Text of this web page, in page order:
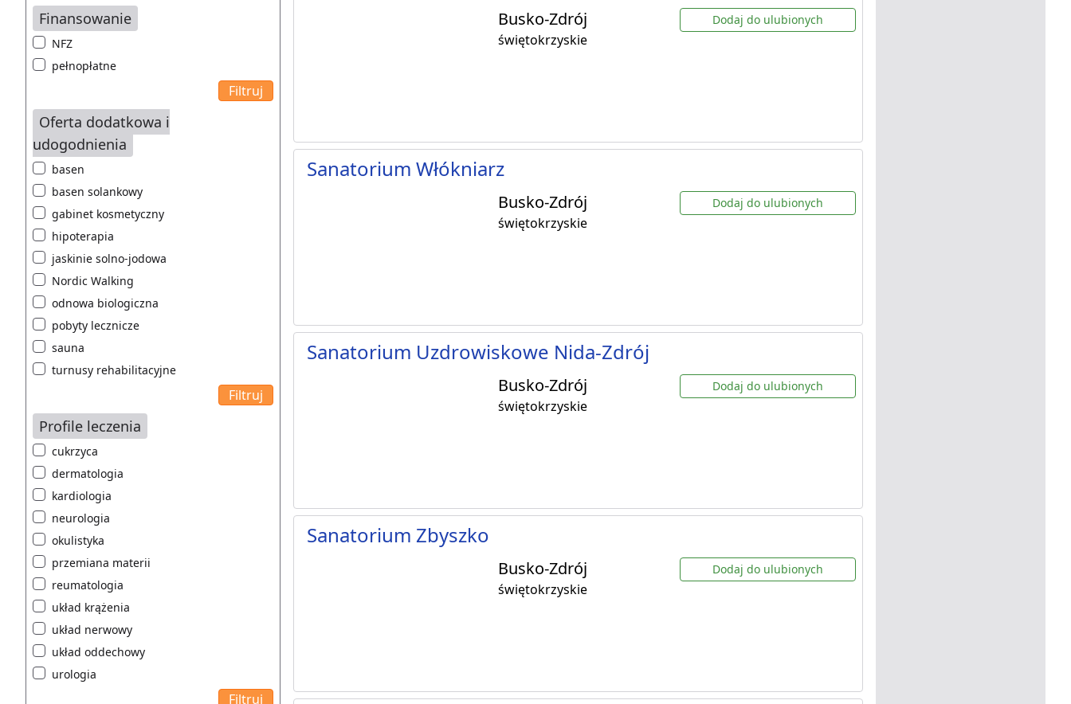
Finansowanie
NFZ
pełnopłatne
Oferta dodatkowa i
udogodnienia
basen
basen solankowy
gabinet kosmetyczny
hipoterapia
jaskinie solno-jodowa
Nordic Walking
odnowa biologiczna
pobyty lecznicze
sauna
turnusy rehabilitacyjne
Profile leczenia
cukrzyca
dermatologia
kardiologia
neurologia
okulistyka
przemiana materii
reumatologia
układ krążenia
układ nerwowy
układ oddechowy
urologia
Busko-Zdrój
świętokrzyskie
Dodaj do ulubionych
Sanatorium Włókniarz
Busko-Zdrój
świętokrzyskie
Dodaj do ulubionych
Sanatorium Uzdrowiskowe Nida-Zdrój
Busko-Zdrój
świętokrzyskie
Dodaj do ulubionych
Sanatorium Zbyszko
Busko-Zdrój
świętokrzyskie
Dodaj do ulubionych